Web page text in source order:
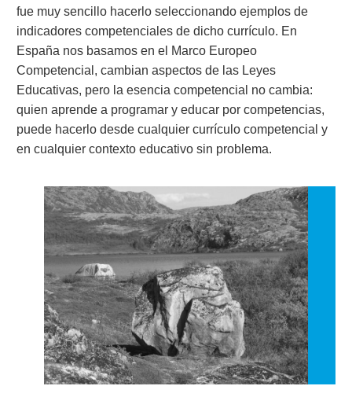
fue muy sencillo hacerlo seleccionando ejemplos de
indicadores competenciales de dicho currículo. En
España nos basamos en el Marco Europeo
Competencial, cambian aspectos de las Leyes
Educativas, pero la esencia competencial no cambia:
quien aprende a programar y educar por competencias,
puede hacerlo desde cualquier currículo competencial y
en cualquier contexto educativo sin problema.